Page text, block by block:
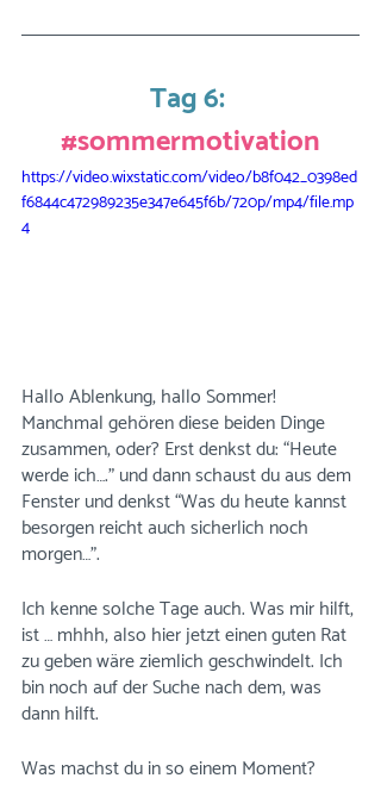
Tag 6:
#sommermotivation
https://video.wixstatic.com/video/b8f042_0398ed
f6844c472989235e347e645f6b/720p/mp4/file.mp
4
Hallo Ablenkung, hallo Sommer!
Manchmal gehören diese beiden Dinge
zusammen, oder? Erst denkst du: “Heute
werde ich….” und dann schaust du aus dem
Fenster und denkst “Was du heute kannst
besorgen reicht auch sicherlich noch
morgen…”.
Ich kenne solche Tage auch. Was mir hilft,
ist … mhhh, also hier jetzt einen guten Rat
zu geben wäre ziemlich geschwindelt. Ich
bin noch auf der Suche nach dem, was
dann hilft.
Was machst du in so einem Moment?